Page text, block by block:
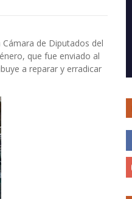
de Diputados del
que fue enviado al
a reparar y erradicar